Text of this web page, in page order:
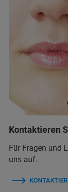
Kontaktieren
Für Fragen und
uns auf.